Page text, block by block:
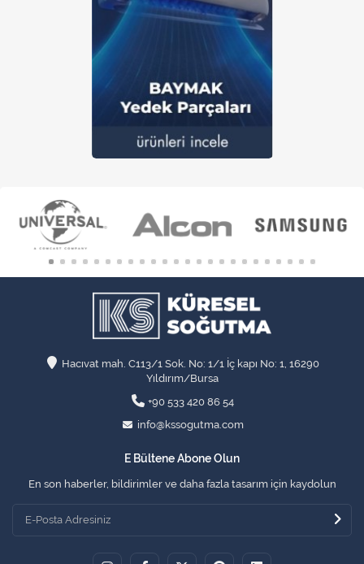
Hacıvat mah. C113/1 Sok. No: 1/1 İç kapı No: 1, 16290
Yıldırım/Bursa
+90 533 420 86 54
info@kssogutma.com
E Bültene Abone Olun
En son haberler, bildirimler ve daha fazla tasarım için kaydolun